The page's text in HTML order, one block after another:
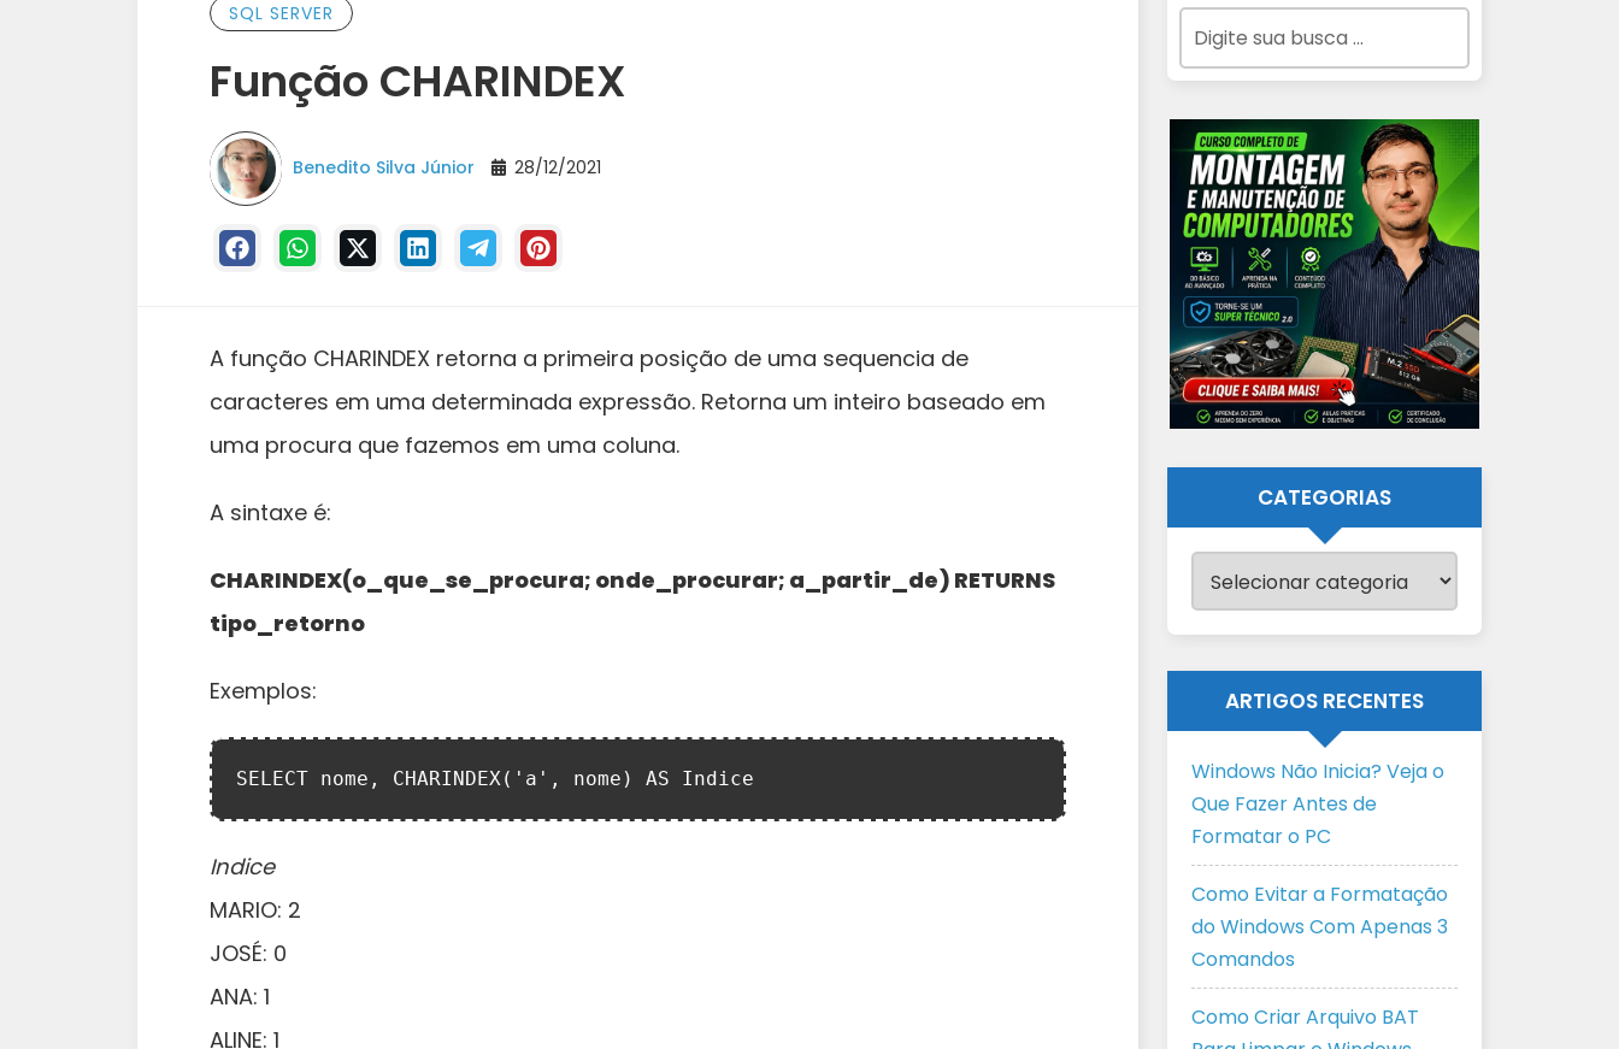
SQL SERVER
Função CHARINDEX
Benedito Silva Júnior 28/12/2021
A função CHARINDEX retorna a primeira posição de uma sequencia de
caracteres em uma determinada expressão. Retorna um inteiro baseado em
uma procura que fazemos em uma coluna.
A sintaxe é:
CHARINDEX(o_que_se_procura; onde_procurar; a_partir_de) RETURNS
tipo_retorno
Exemplos:
SELECT nome, CHARINDEX('a', nome) AS Indice
Indice
MARIO: 2
JOSÉ: 0
ANA: 1
ALINE: 1
CATEGORIAS
ARTIGOS RECENTES
Windows Não Inicia? Veja o
Que Fazer Antes de
Formatar o PC
Como Evitar a Formatação
do Windows Com Apenas 3
Comandos
Como Criar Arquivo BAT